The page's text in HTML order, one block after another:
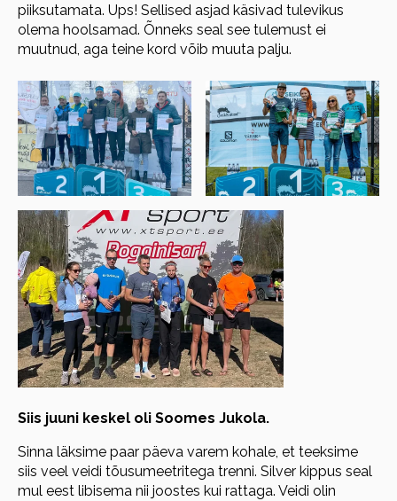
piiksutamata. Ups! Sellised asjad käsivad tulevikus
olema hoolsamad. Õnneks seal see tulemust ei
muutnud, aga teine kord võib muuta palju.
Siis juuni keskel oli Soomes Jukola.
Sinna läksime paar päeva varem kohale, et teeksime
siis veel veidi tõusumeetritega trenni. Silver kippus seal
mul eest libisema nii joostes kui rattaga. Veidi olin